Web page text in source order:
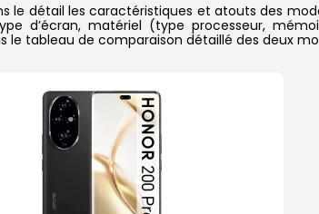
le détail les caractéristiques et atouts des
d’écran, matériel (type processeur,
le tableau de comparaison détaillé des deux